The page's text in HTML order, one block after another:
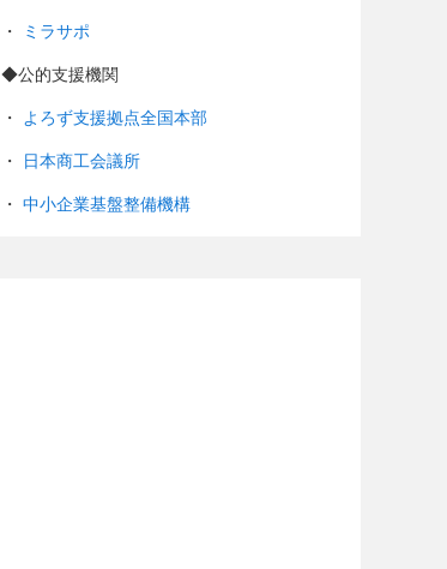
・ ミラサポ
◆公的支援機関
・ よろず支援拠点全国本部
・ 日本商工会議所
・ 中小企業基盤整備機構